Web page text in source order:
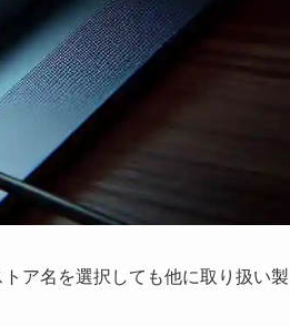
ア名を選択しても他に取り扱い製